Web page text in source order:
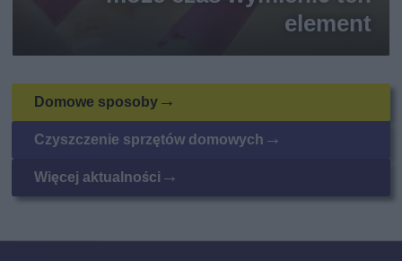
element
Domowe sposoby
Czyszczenie sprzętów domowych
Więcej aktualności